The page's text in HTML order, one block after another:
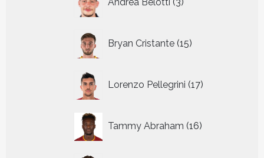
Andrea Belotti 3
producten
Bryan Cristante 15
producten
Lorenzo Pellegrini 17
producten
Tammy Abraham 16
producten